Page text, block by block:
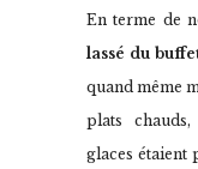
En terme de
lassé du
quand même
plats
glaces étaient